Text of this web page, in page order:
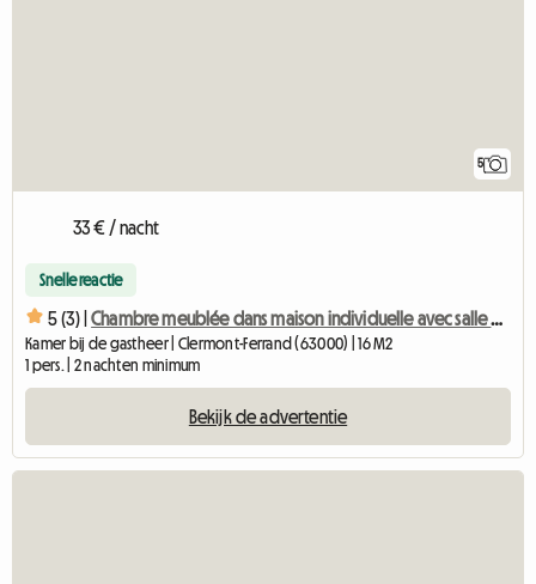
5
33 € / nacht
Snelle reactie
5 (3) | Chambre meublée dans maison individuelle avec salle de bain
Kamer bij de gastheer | Clermont-Ferrand (63000) | 16 M2
1 pers. | 2 nachten minimum
Bekijk de advertentie